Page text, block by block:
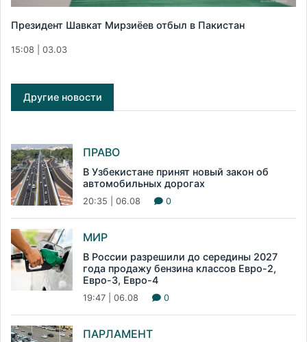
Президент Шавкат Мирзиёев отбыл в Пакистан
15:08 | 03.03
Другие новости
ПРАВО
В Узбекистане принят новый закон об
автомобильных дорогах
20:35 | 06.08 0
МИР
В России разрешили до середины 2027
года продажу бензина классов Евро-2,
Евро-3, Евро-4
19:47 | 06.08 0
ПАРЛАМЕНТ